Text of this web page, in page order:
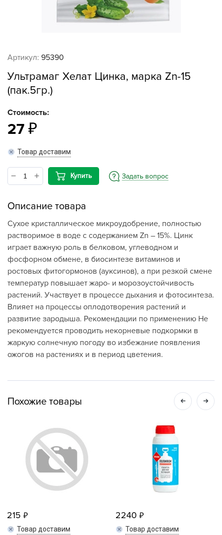
Артикул: 95390
Ультрамаг Хелат Цинка, марка Zn-15
(пак.5гр.)
Стоимость:
27
Товар доставим
Купить Задать вопрос
Описание товара
Сухое кристаллическое микроудобрение, полностью
растворимое в воде с содержанием Zn – 15%. Цинк
играет важную роль в белковом, углеводном и
фосфорном обмене, в биосинтезе витаминов и
ростовых фитогормонов (ауксинов), а при резкой смене
температур повышает жаро- и морозоустойчивость
растений. Участвует в процессе дыхания и фотосинтеза.
Влияет на процессы оплодотворения растений и
развитие зародыша. Рекомендации по применению Не
рекомендуется проводить некорневые подкормки в
жаркую солнечную погоду во избежание появления
ожогов на растениях и в период цветения.
Похожие товары
215
Товар доставим
2240
Товар доставим